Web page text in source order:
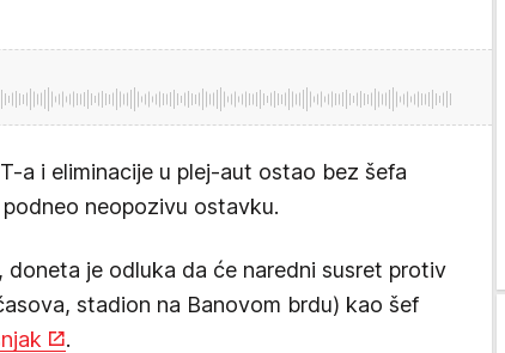
a i eliminacije u plej-aut ostao bez šefa
neopozivu ostavku.
doneta je odluka da će naredni susret protiv
stadion na Banovom brdu) kao šef
.